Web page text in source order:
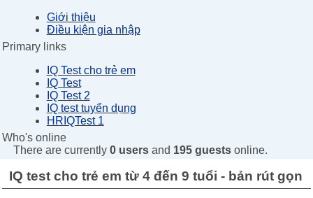
Giới thiệu
Điều kiện gia nhập
Primary links
IQ Test cho trẻ em
IQ Test
IQ Test 2
IQ test tuyển dụng
HRIQTest 1
Who's online
There are currently 0 usersand 195 guestsonline.
IQ test cho trẻ em từ 4 đến 9 tuổi - bản rút gọn